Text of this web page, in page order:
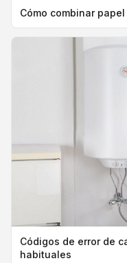
Cómo combinar
Códigos de error de
habituales